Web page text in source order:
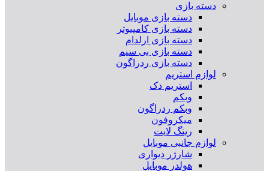
دسته بازی
دسته بازی موبایل
دسته بازی کامپیوتر
دسته بازی ارلدام
دسته بازی بی سیم
دسته بازی ردراگون
لوازم استریم
استریم دک
وبکم
وبکم ردراگون
میکروفون
رینگ لایت
لوازم جانبی موبایل
شارژر دیواری
هولدر موبایل